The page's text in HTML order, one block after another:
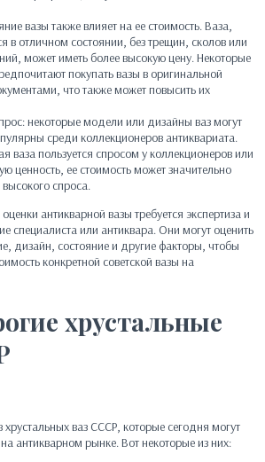
вазы также влияет на ее стоимость. Ваза,
в отличном состоянии, без трещин, сколов или
может иметь более высокую цену. Некоторые
покупать вазы в оригинальной
что также может повысить их
некоторые модели или дизайны ваз могут
среди коллекционеров антиквариата.
ваза пользуется спросом у коллекционеров или
ценность, ее стоимость может значительно
высокого спроса.
антикварной вазы требуется экспертиза и
специалиста или антиквара. Они могут оценить
дизайн, состояние и другие факторы, чтобы
конкретной советской вазы на
хрустальные
хрустальных ваз СССР, которые сегодня могут
антикварном рынке. Вот некоторые из них: